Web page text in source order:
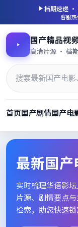
档期速递 ·
客服
国产精品视
高清片源 · 档
首页国产剧情国产电
最新国产
最新国产
实时梳理华语影
片源、剧情要点
检索，助您快速